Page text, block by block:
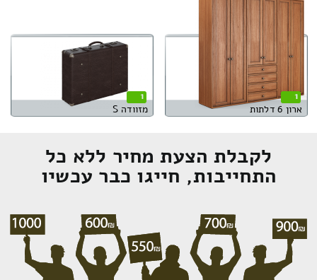
1
ארון 6 דלתות
1
מזוודה S
לקבלת הצעת מחיר ללא כל
התחייבות, חייגו כבר עכשיו